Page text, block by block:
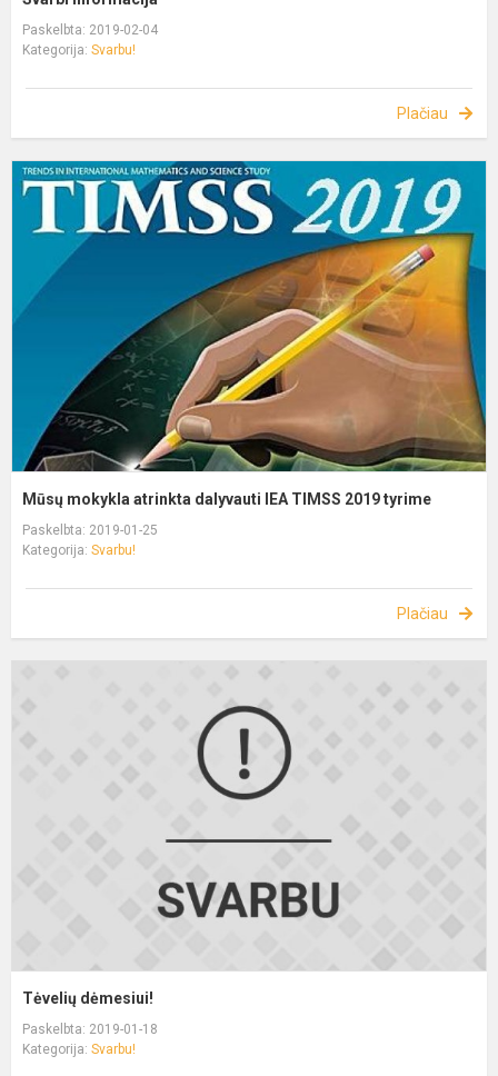
Paskelbta: 2019-02-04
Kategorija: Svarbu!
Plačiau
Mūsų mokykla atrinkta dalyvauti IEA TIMSS 2019 tyrime
Paskelbta: 2019-01-25
Kategorija: Svarbu!
Plačiau
Tėvelių dėmesiui!
Paskelbta: 2019-01-18
Kategorija: Svarbu!